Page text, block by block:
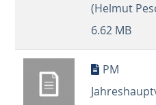
(Helmut
6.62 MB
PM